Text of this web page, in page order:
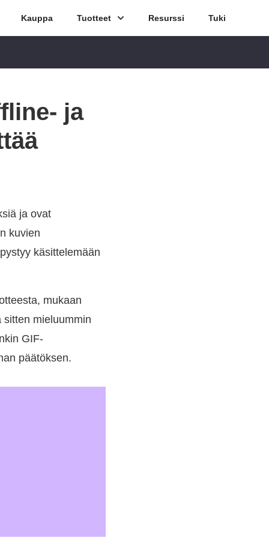
Kauppa Tuotteet Resurssi Tuki
ja
ja ovat
kuvien
käsittelemään
mukaan
sitten mieluummin
GIF-
päätöksen.